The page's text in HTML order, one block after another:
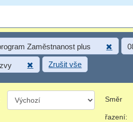
Zaměstnanost plus
Zrušit vše
Směr
řazení: